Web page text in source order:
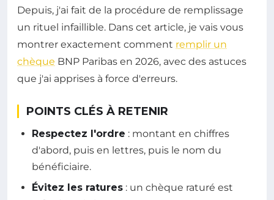
Depuis, j'ai fait de la procédure de remplissage
un rituel infaillible. Dans cet article, je vais vous
montrer exactement comment remplir un
chèque BNP Paribas en 2026, avec des astuces
que j'ai apprises à force d'erreurs.
POINTS CLÉS À RETENIR
Respectez l'ordre : montant en chiffres
d'abord, puis en lettres, puis le nom du
bénéficiaire.
Évitez les ratures : un chèque raturé est